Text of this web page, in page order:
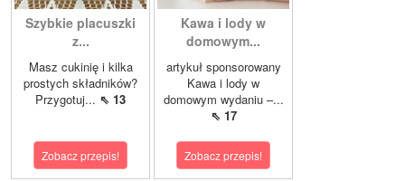
Szybkie placuszki
z...
Masz cukinię i kilka
prostych składników?
Przygotuj... ⇖ 13
Zobacz przepis!
Kawa i lody w
domowym...
artykuł sponsorowany
Kawa i lody w
domowym wydaniu –...
⇖ 17
Zobacz przepis!